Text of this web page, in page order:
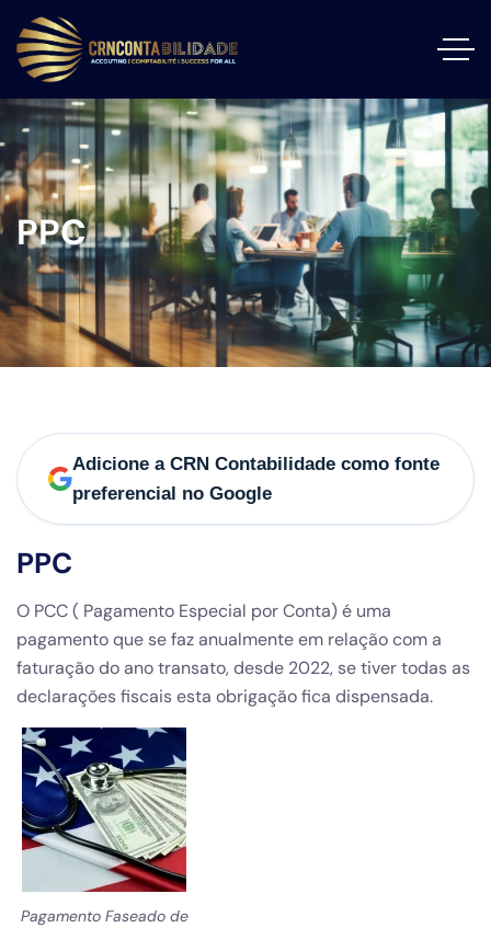
PPC
Adicione a CRN Contabilidade como fonte
preferencial no Google
PPC
O PCC ( Pagamento Especial por Conta) é uma
pagamento que se faz anualmente em relação com a
faturação do ano transato, desde 2022, se tiver todas as
declarações fiscais esta obrigação fica dispensada.
Pagamento Faseado de